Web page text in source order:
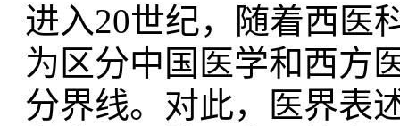
进入20世纪，随着西医
为区分中国医学和西方
分界线。对此，医界表